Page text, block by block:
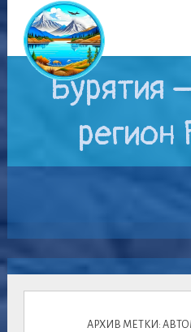
Бурятия
регион
АРХИВ МЕТКИ: